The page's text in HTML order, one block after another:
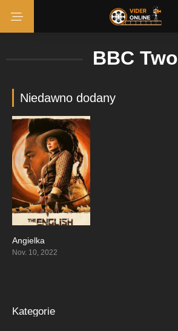
BBC Two
Niedawno dodany
Angielka
Nov. 10, 2022
Kategorie